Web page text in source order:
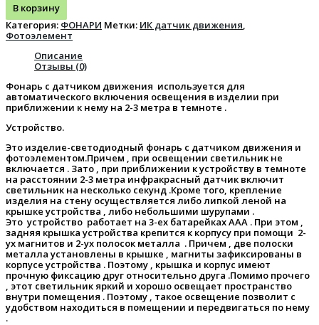
В корзину
Категория: ФОНАРИ Метки: ИК датчик движения
Фотоэлемент
Описание
Отзывы (0)
Фонарь с датчиком движения используется для
автоматического включения освещения в изделии при
приближении к нему на 2-3 метра в темноте .
Устройство.
Это изделие-светодиодный фонарь с датчиком движения и
фотоэлементом.Причем , при освещении светильник не
включается . Зато , при приближении к устройству в темноте
на расстоянии 2-3 метра инфракрасный датчик включит
светильник на несколько секунд .Кроме того, крепление
изделия на стену осуществляется либо липкой леной на
крышке устройства , либо небольшими шурупами .
Это устройство работает на 3-ех батарейках AAA . При этом ,
задняя крышка устройства крепится к корпусу при помощи 2-
ух магнитов и 2-ух полосок металла . Причем , две полоски
металла установлены в крышке , магниты зафиксированы в
корпусе устройства . Поэтому , крышка и корпус имеют
прочную фиксацию друг относительно друга .Помимо прочего
, этот светильник яркий и хорошо освещает пространство
внутри помещения . Поэтому , такое освещение позволит с
удобством находиться в помещении и передвигаться по нему
.